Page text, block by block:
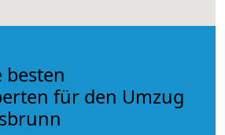
besten
für den Umzug